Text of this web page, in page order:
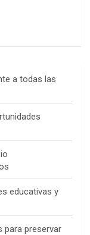
a todas las
educativas y
para preservar